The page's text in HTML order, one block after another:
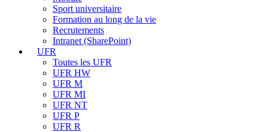
Sport universitaire
Formation au long de la vie
Recrutements
Intranet (SharePoint)
UFR
Toutes les UFR
UFR HW
UFR M
UFR MI
UFR NT
UFR P
UFR R